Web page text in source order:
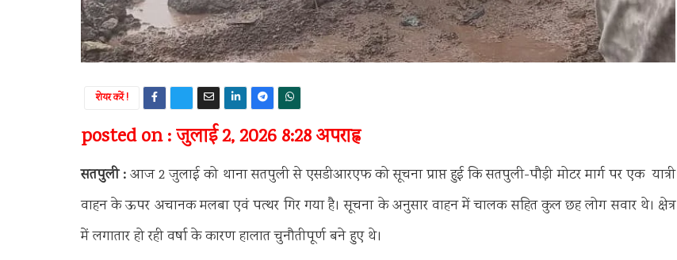
शेयर करें !
posted on : जुलाई 2, 2026 8:28 अपराह्न
सतपुली :आज 2 जुलाई को थाना सतपुली से एसडीआरएफ को सूचना प्राप्त हुई कि सतपुली-पौड़ी मोटर मार्ग पर एक यात्री
वाहन के ऊपर अचानक मलबा एवं पत्थर गिर गया है। सूचना के अनुसार वाहन में चालक सहित कुल छह लोग सवार थे। क्षेत्र
में लगातार हो रही वर्षा के कारण हालात चुनौतीपूर्ण बने हुए थे।